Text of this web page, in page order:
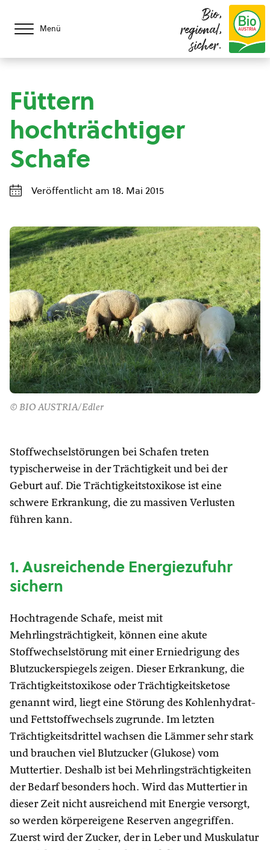
Menü
Bio,
regional,
sicher.
Füttern
hochträchtiger
Schafe
Veröffentlicht am 18. Mai 2015
© BIO AUSTRIA/Edler
Stoffwechselstörungen bei Schafen treten
typischerweise in der Trächtigkeit und bei der
Geburt auf. Die Trächtigkeitstoxikose ist eine
schwere Erkrankung, die zu massiven Verlusten
führen kann.
1. Ausreichende Energiezufuhr
sichern
Hochtragende Schafe, meist mit
Mehrlingsträchtigkeit, können eine akute
Stoffwechselstörung mit einer Erniedrigung des
Blutzuckerspiegels zeigen. Dieser Erkrankung, die
Trächtigkeitstoxikose oder Trächtigkeitsketose
genannt wird, liegt eine Störung des Kohlenhydrat-
und Fettstoffwechsels zugrunde. Im letzten
Trächtigkeitsdrittel wachsen die Lämmer sehr stark
und brauchen viel Blutzucker (Glukose) vom
Muttertier. Deshalb ist bei Mehrlingsträchtigkeiten
der Bedarf besonders hoch. Wird das Muttertier in
dieser Zeit nicht ausreichend mit Energie versorgt,
so werden körpereigene Reserven angegriffen.
Zuerst wird der Zucker, der in Leber und Muskulatur